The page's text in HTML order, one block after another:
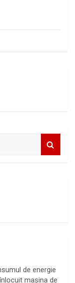
de energie
mașina de